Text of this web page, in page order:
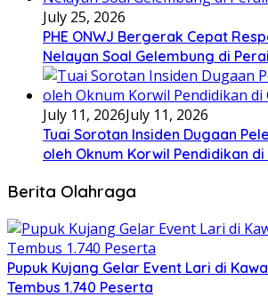
July 25, 2026
PHE ONWJ Bergerak Cepat
Nelayan Soal Gelembung di
July 11, 2026July 11, 2026
Tuai Sorotan Insiden Dugaan
oleh Oknum Korwil Pendidikan
Berita Olahraga
Pupuk Kujang Gelar Event Lari di
Tembus 1.740 Peserta